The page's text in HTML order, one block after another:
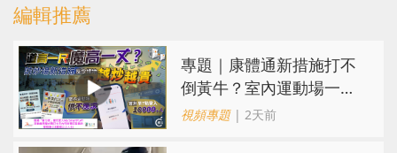
編輯推薦
專題｜康體通新措施打不
倒黃牛？室內運動場一場
難求越炒越貴
視頻專題| 2天前